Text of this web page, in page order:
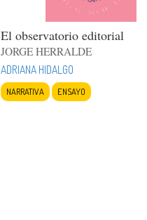
El observatorio editorial
JORGE HERRALDE
ADRIANA HIDALGO
NARRATIVA ENSAYO